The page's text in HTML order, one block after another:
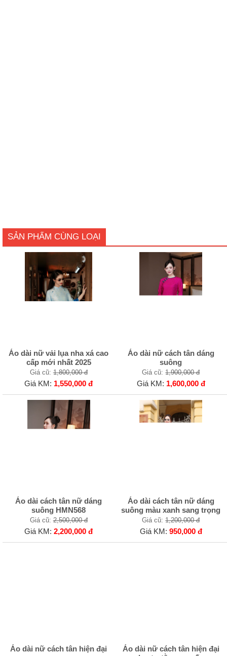
SẢN PHẨM CÙNG LOẠI
Áo dài nữ vải lụa nha xá cao
cấp mới nhất 2025
Giá cũ:1,800,000 đ
Giá KM: 1,550,000 đ
Áo dài nữ cách tân dáng
suông
Giá cũ:1,900,000 đ
Giá KM: 1,600,000 đ
Áo dài cách tân nữ dáng
suông HMN568
Giá cũ:2,500,000 đ
Giá KM:2,200,000 đ
Áo dài cách tân nữ dáng
suông màu xanh sang trọng
Giá cũ:1,200,000 đ
Giá KM: 950,000 đ
Áo dài nữ cách tân hiện đại
Áo dài nữ cách tân hiện đại